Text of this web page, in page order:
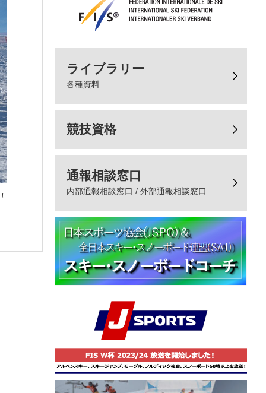
ライブラリー
各種資料
競技資格
通報相談窓口
内部通報相談窓口 / 外部通報相談窓口